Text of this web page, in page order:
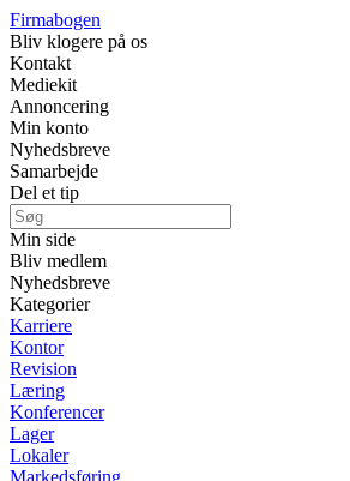
Firmabogen
Bliv klogere på os
Kontakt
Mediekit
Annoncering
Min konto
Nyhedsbreve
Samarbejde
Del et tip
Min side
Bliv medlem
Nyhedsbreve
Kategorier
Karriere
Kontor
Revision
Læring
Konferencer
Lager
Lokaler
Markedsføring